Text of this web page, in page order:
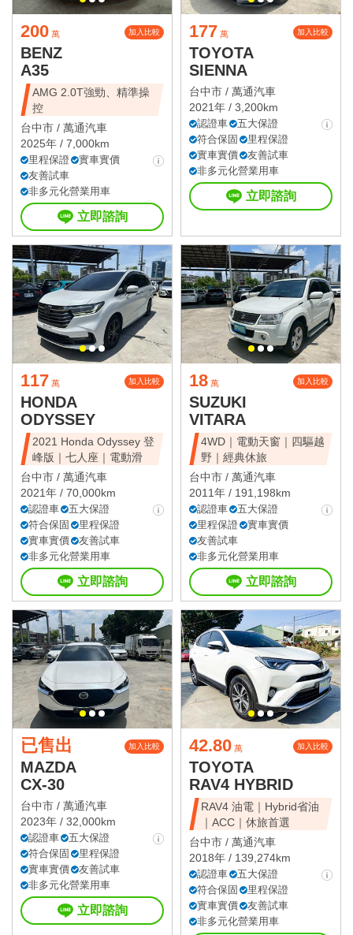
200 萬 加入比較
BENZ
A35
AMG 2.0T強勁、精準操
控
台中市 / 萬通汽車
2025年 / 7,000km
里程保證
實車實價
友善試車
非多元化營業用車
立即諮詢
177 萬 加入比較
TOYOTA
SIENNA
台中市 / 萬通汽車
2021年 / 3,200km
認證車
五大保證
符合保固
里程保證
實車實價
友善試車
非多元化營業用車
立即諮詢
117 萬 加入比較
HONDA
ODYSSEY
2021 Honda Odyssey 登
峰版｜七人座｜電動滑
台中市 / 萬通汽車
2021年 / 70,000km
認證車
五大保證
符合保固
里程保證
實車實價
友善試車
非多元化營業用車
立即諮詢
18 萬 加入比較
SUZUKI
VITARA
4WD｜電動天窗｜四驅越
野｜經典休旅
台中市 / 萬通汽車
2011年 / 191,198km
認證車
五大保證
里程保證
實車實價
友善試車
非多元化營業用車
立即諮詢
已售出 加入比較
MAZDA
CX-30
台中市 / 萬通汽車
2023年 / 32,000km
認證車
五大保證
符合保固
里程保證
實車實價
友善試車
非多元化營業用車
立即諮詢
42.80 萬 加入比較
TOYOTA
RAV4 HYBRID
RAV4 油電｜Hybrid省油
｜ACC｜休旅首選
台中市 / 萬通汽車
2018年 / 139,274km
認證車
五大保證
符合保固
里程保證
實車實價
友善試車
非多元化營業用車